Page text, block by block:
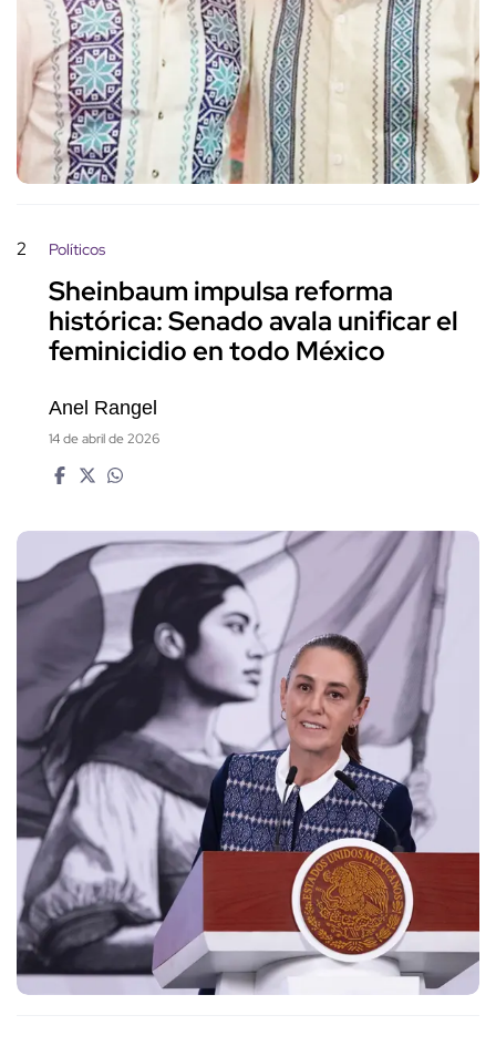
2 Políticos
Sheinbaum impulsa reforma
histórica: Senado avala unificar el
feminicidio en todo México
Anel Rangel
14 de abril de 2026